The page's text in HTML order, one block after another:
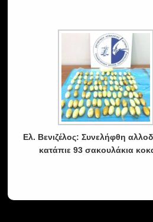
Ελ. Βενιζέλος: Συνελήφθη
κατάπιε 93 σακουλάκια